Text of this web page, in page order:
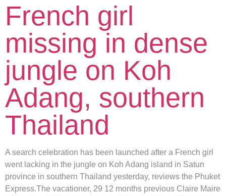
French girl
missing in dense
jungle on Koh
Adang, southern
Thailand
A search celebration has been launched after a French girl
went lacking in the jungle on Koh Adang island in Satun
province in southern Thailand yesterday, reviews the Phuket
Express.The vacationer, 29 12 months previous Claire Maire